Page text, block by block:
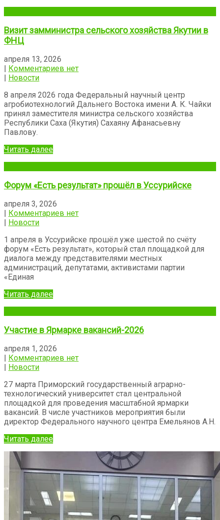
Визит замминистра сельского хозяйства Якутии в
ФНЦ
апреля 13, 2026
Комментариев нет
Новости
8 апреля 2026 года Федеральный научный центр
агробиотехнологий Дальнего Востока имени А. К. Чайки
принял заместителя министра сельского хозяйства
Республики Саха (Якутия) Сахаяну Афанасьевну
Павлову.
Читать далее
Форум «Есть результат» прошёл в Уссурийске
апреля 3, 2026
Комментариев нет
Новости
1 апреля в Уссурийске прошёл уже шестой по счёту
форум «Есть результат», который стал площадкой для
диалога между представителями местных
администраций, депутатами, активистами партии
«Единая
Читать далее
Участие в Ярмарке вакансий-2026
апреля 1, 2026
Комментариев нет
Новости
27 марта Приморский государственный аграрно-
технологический университет стал центральной
площадкой для проведения масштабной ярмарки
вакансий. В числе участников мероприятия были
директор Федерального научного центра Емельянов А.Н.
Читать далее